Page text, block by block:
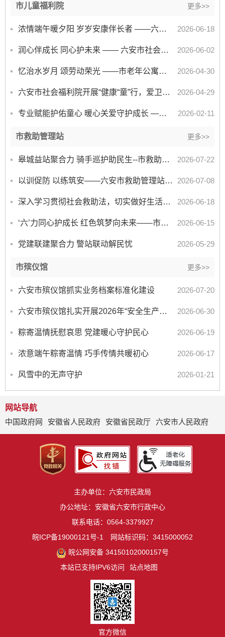
市儿童福利院 更多>>
浓情端午暖夕阳 岁岁安康伴长者 ——六安市老年公寓开展端午主题暖心敬老活动 2026-06-18
润心伴成长 同心护未来 —— 六安市社会福利院开展六一儿童节系列庆祝活动 2026-06-02
忆治水岁月 颂劳动荣光 ——市老年公寓开展淠史杭工程故事分享会喜迎五一 2026-04-30
六安市社会福利院开展“健康“童”行，爱卫有我”爱国卫生月系列活动 2026-04-29
专业赋能护佑童心 暖心关爱守护成长 ——市社会福利院邀请市二院专家团队来院开展培训 2026-02-11
市救助管理站 更多>>
皋城益站聚合力 骑手巡护助民生--市救助站党建引领政企共建 激活基层救助新动能 2026-07-22
以训促防 以练筑安——六安市救助管理站开展消防安全培训暨应急演练活动 2026-07-08
深入学习贯彻社会救助法，切实做好生活无着的流散人员救助服务 -- 六安市救助管理站开展第14个全国救助... 2026-06-18
‘六’力同心护成长 红色筑梦向未来——市未保中心开展“‘六’力同心， 守护未来”关爱未成年人爱国主义... 2026-06-15
党建联建聚合力 警站联动解民忧 2026-05-29
市殡仪馆 更多>>
六安市殡仪馆抓实业务档案标准化建设 2026-07-20
六安市殡仪馆扎实开展2026年“安全生产月”活动 2026-06-30
粽寄温情抚慰哀思 党建暖心守护民心 2026-06-19
浓意端午粽寄温情 巧手传情共暖初心 2026-06-17
风雪中的无声守护 2026-01-21
网站导航
中国政府网
安徽省人民政府 安徽省民政厅 六安市人民政府
主办单位：六安市民政局
办公地址：安徽省六安市行政中心
联系电话：0564-3379927
皖ICP备19000121号-1
网站标识码：3415000052
皖公网安备 34150102000157号
本站已支持IPV6访问
站点地图
官方微信